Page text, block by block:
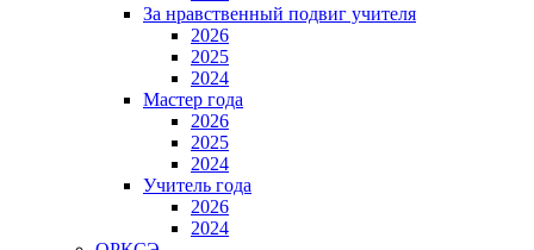
За нравственный подвиг учителя
2026
2025
2024
Мастер года
2026
2025
2024
Учитель года
2026
2024